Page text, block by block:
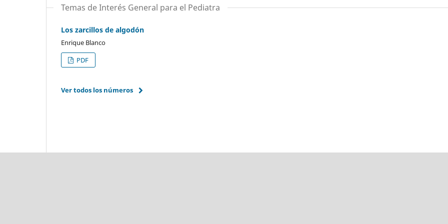
Temas de Interés General para el Pediatra
Los zarcillos de algodón
Enrique Blanco
PDF
Ver todos los números